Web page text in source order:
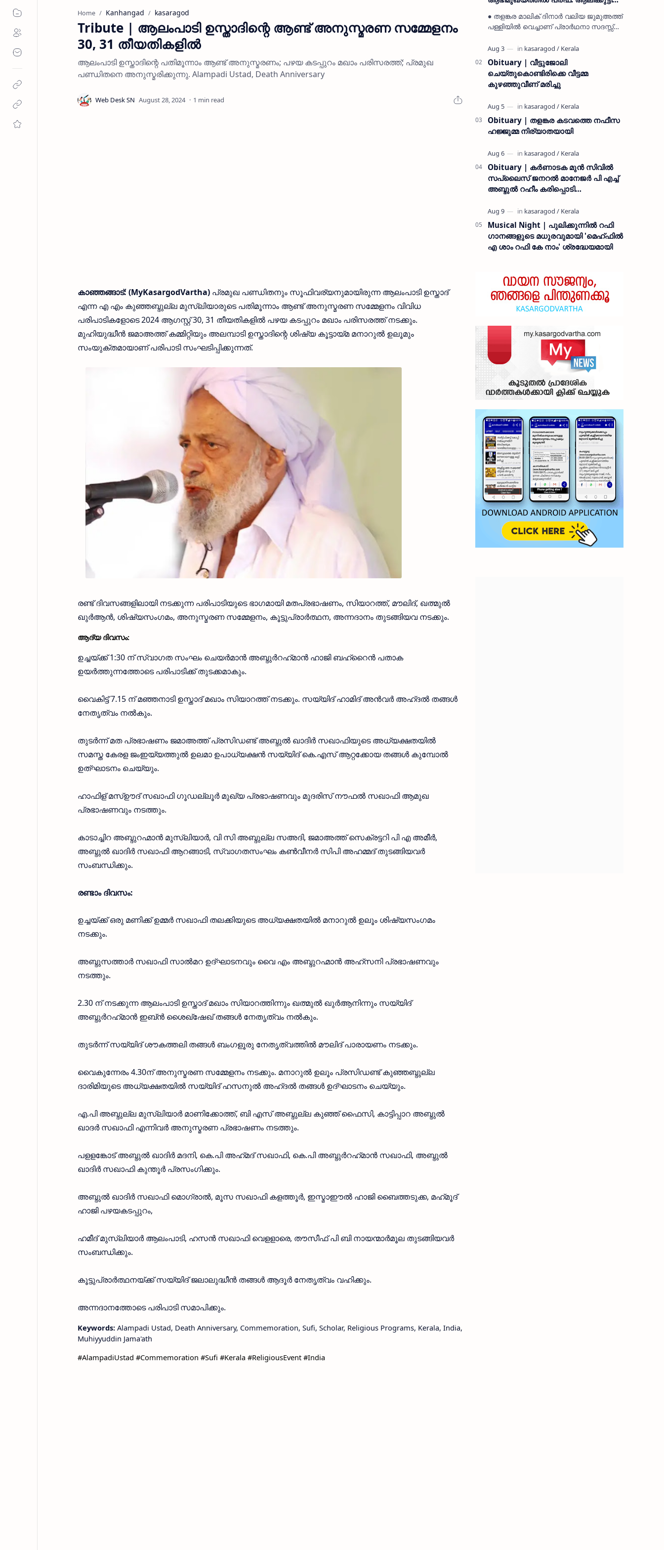
Home Kanhangad kasaragod
Tribute | ആലംപാടി ഉസ്താദിന്റെ ആണ്ട് അനുസ്മരണ സമ്മേളനം
30, 31 തീയതികളിൽ
ആലംപാടി ഉസ്താദിന്റെ പതിമൂന്നാം ആണ്ട് അനുസ്മരണം; പഴയ കടപ്പുറം മഖാം പരിസരത്ത്; പ്രമുഖ
പണ്ഡിതനെ അനുസ്മരിക്കുന്നു. Alampadi Ustad, Death Anniversary
1 min read
കാഞ്ഞങ്ങാട്: (MyKasargodVartha) പ്രമുഖ പണ്ഡിതനും സൂഫിവര്യനുമായിരുന്ന ആലംപാടി ഉസ്താദ്
എന്ന എ എം കുഞ്ഞബ്ദുല്ല മുസ്ലിയാരുടെ പതിമൂന്നാം ആണ്ട് അനുസ്മരണ സമ്മേളനം വിവിധ
പരിപാടികളോടെ 2024 ആഗസ്റ്റ് 30, 31 തീയതികളിൽ പഴയ കടപ്പുറം മഖാം പരിസരത്ത് നടക്കും.
മുഹിയുദ്ധീൻ ജമാഅത്ത് കമ്മിറ്റിയും അലമ്പാടി ഉസ്താദിന്റെ ശിഷ്യ കൂട്ടായ്മ മനാറുൽ ഉലൂമും
സംയുക്തമായാണ് പരിപാടി സംഘടിപ്പിക്കുന്നത്.
രണ്ട് ദിവസങ്ങളിലായി നടക്കുന്ന പരിപാടിയുടെ ഭാഗമായി മതപ്രഭാഷണം, സിയാറത്ത്, മൗലിദ്, ഖത്മുൽ
ഖുർആൻ, ശിഷ്യസംഗമം, അനുസ്മരണ സമ്മേളനം, കൂട്ടുപ്രാർത്ഥന, അന്നദാനം തുടങ്ങിയവ നടക്കും.
ആദ്യ ദിവസം:
ഉച്ചയ്ക്ക് 1:30 ന് സ്വാഗത സംഘം ചെയർമാൻ അബ്ദുർറഹ്‌മാൻ ഹാജി ബഹ്റൈൻ പതാക
ഉയർത്തുന്നത്തോടെ പരിപാടിക്ക് തുടക്കമാകും.
വൈകിട്ട് 7.15 ന് മഞ്ഞനാടി ഉസ്താദ് മഖാം സിയാറത്ത് നടക്കും. സയ്യിദ് ഹാമിദ് അൻവർ അഹ്ദൽ തങ്ങൾ
നേതൃത്വം നൽകും.
തുടർന്ന് മത പ്രഭാഷണം ജമാഅത്ത് പ്രസിഡണ്ട് അബ്ദുൽ ഖാദിർ സഖാഫിയുടെ അധ്യക്ഷതയിൽ
സമസ്ത കേരള ജംഇയ്യത്തുൽ ഉലമാ ഉപാധ്യക്ഷൻ സയ്യിദ് കെ.എസ് ആറ്റക്കോയ തങ്ങൾ കുമ്പോൽ
ഉത്ഘാടനം ചെയ്യും.
ഹാഫിള് മസ്ഊദ് സഖാഫി ഗൂഡല്ലൂർ മുഖ്യ പ്രഭാഷണവും മുദരിസ് നൗഫൽ സഖാഫി ആമുഖ
പ്രഭാഷണവും നടത്തും.
കാടാച്ചിറ അബ്ദുറഹ്മാൻ മുസ്‌ലിയാർ, വി സി അബ്ദുല്ല സഅദി, ജമാഅത്ത് സെക്രട്ടറി പി എ അമീർ,
അബ്ദുൽ ഖാദിർ സഖാഫി ആറങ്ങാടി, സ്വാഗതസംഘം കൺവീനർ സിപി അഹമ്മദ് തുടങ്ങിയവർ
സംബന്ധിക്കും.
രണ്ടാം ദിവസം:
ഉച്ചയ്ക്ക് ഒരു മണിക്ക് ഉമ്മർ സഖാഫി തലക്കിയുടെ അധ്യക്ഷതയിൽ മനാറുൽ ഉലൂം ശിഷ്യസംഗമം
നടക്കും.
അബ്ദുസത്താർ സഖാഫി സാൽമറ ഉദ്ഘാടനവും വൈ എം അബ്ദുറഹ്മാൻ അഹ്സനി പ്രഭാഷണവും
നടത്തും.
2.30 ന് നടക്കുന്ന ആലംപാടി ഉസ്താദ് മഖാം സിയാറത്തിന്നും ഖത്മുൽ ഖുർആനിന്നും സയ്യിദ്
അബ്ദുർറഹ്‌മാൻ ഇബ്ൻ ശൈഖ്ഷേഖ് തങ്ങൾ നേതൃത്വം നൽകും.
തുടർന്ന് സയ്യിദ് ശൗകത്തലി തങ്ങൾ ബംഗളൂരു നേതൃത്വത്തിൽ മൗലിദ് പാരായണം നടക്കും.
വൈകുന്നേരം 4.30ന് അനുസ്മരണ സമ്മേളനം നടക്കും. മനാറുൽ ഉലൂം പ്രസിഡണ്ട് കുഞ്ഞബ്ദുല്ല
ദാരിമിയുടെ അധ്യക്ഷതയിൽ സയ്യിദ് ഹസനുൽ അഹ്ദൽ തങ്ങൾ ഉദ്ഘാടനം ചെയ്യും.
എ.പി അബ്ദുല്ല മുസ്‌ലിയാർ മാണിക്കോത്ത്, ബി എസ് അബ്ദുല്ല കുഞ്ഞ് ഫൈസി, കാട്ടിപ്പാറ അബ്ദുൽ
ഖാദർ സഖാഫി എന്നിവർ അനുസ്മരണ പ്രഭാഷണം നടത്തും.
പളളങ്കോട് അബ്ദുൽ ഖാദിർ മദനി, കെ.പി അഹ്‌മദ് സഖാഫി, കെ.പി അബ്ദുർറഹ്‌മാൻ സഖാഫി, അബ്ദുൽ
ഖാദിർ സഖാഫി കുന്തൂർ പ്രസംഗിക്കും.
അബ്ദുൽ ഖാദിർ സഖാഫി മൊഗ്രാൽ, മൂസ സഖാഫി കളത്തൂർ, ഇസ്മാഈൽ ഹാജി ബൈത്തടുക്ക, മഹ്‌മൂദ്
ഹാജി പഴയകടപ്പുറം,
ഹമീദ് മുസ്‌ലിയാർ ആലംപാടി, ഹസൻ സഖാഫി വെളളാരെ, തൗസീഫ് പി ബി നായന്മാർമൂല തുടങ്ങിയവർ
സംബന്ധിക്കും.
കൂട്ടുപ്രാർത്ഥനയ്ക്ക് സയ്യിദ് ജലാലുദ്ധീൻ തങ്ങൾ ആദൂർ നേതൃത്വം വഹിക്കും.
അന്നദാനത്തോടെ പരിപാടി സമാപിക്കും.
Keywords: Alampadi Ustad, Death Anniversary, Commemoration, Sufi, Scholar, Religious Programs, Kerala, India,
Muhiyyuddin Jama'ath
#AlampadiUstad #Commemoration #Sufi #Kerala #ReligiousEvent #India
മുസ്ലിയാർ അനുസ്മരണം നടത്തി
● തളങ്കര മാലിക് ദിനാർ വലിയ ജുമുഅത്ത്
പള്ളിയിൽ വെച്ചാണ് പ്രാർഥനാ സദസ്സ്
ഉമർ മുസ്ലിയാർ പരിപാടിക്ക് നേതൃത്വം
നൽകി കാസ…
Obituary | വീട്ടുജോലി
ചെയ്തുകൊണ്ടിരിക്കെ വീട്ടമ്മ
കുഴഞ്ഞുവീണ് മരിച്ചു
Obituary | തളങ്കര കടവത്തെ നഫീസ
ഹജ്ജുമ്മ നിര്യാതയായി
Obituary | കർണാടക മുൻ സിവില്‍
സപ്ലൈസ് ജനറൽ മാനേജർ പി എച്ച്
അബ്ദുൽ റഹീം കരിപ്പൊടി
Musical Night | പുലിക്കുന്നിൽ റഫി
ഗാനങ്ങളുടെ മധുരവുമായി 'മെഹ്ഫിൽ
എ ശാം റഫി കേ നാം' ശ്രദ്ധേയമായി